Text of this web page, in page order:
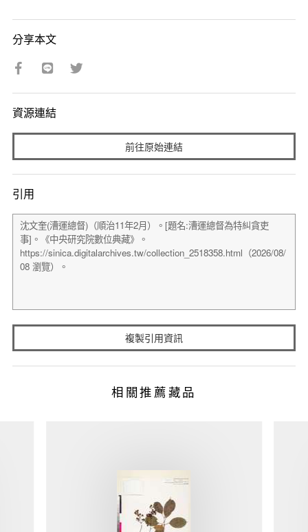
分享本文
資源連結
前往原始連結
引用
複製引用資訊
相關推薦藏品